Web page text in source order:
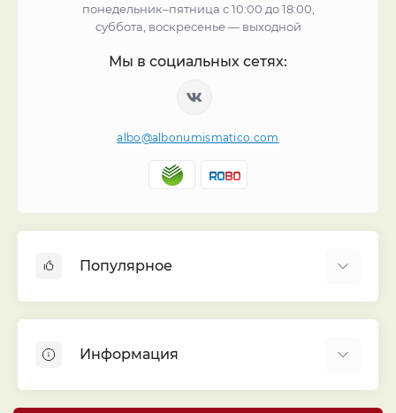
понедельник–пятница с 10:00 до 18:00,
суббота, воскресенье — выходной
Мы в социальных сетях:
albo@albonumismatico.com
Популярное
Монеты
Банкноты
Информация